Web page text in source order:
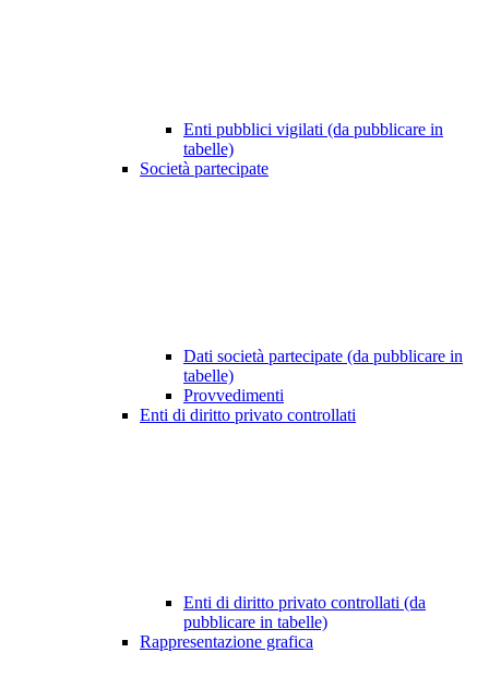
Enti pubblici vigilati (da pubblicare in
tabelle)
Società partecipate
Dati società partecipate (da pubblicare in
tabelle)
Provvedimenti
Enti di diritto privato controllati
Enti di diritto privato controllati (da
pubblicare in tabelle)
Rappresentazione grafica